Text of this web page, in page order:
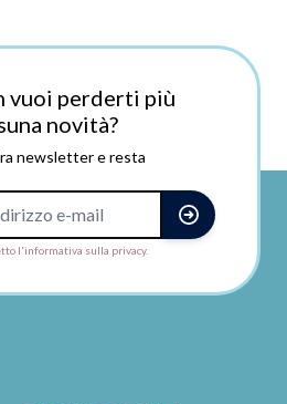
vuoi perderti più
novità?
newsletter e resta
l'informativa sulla privacy.